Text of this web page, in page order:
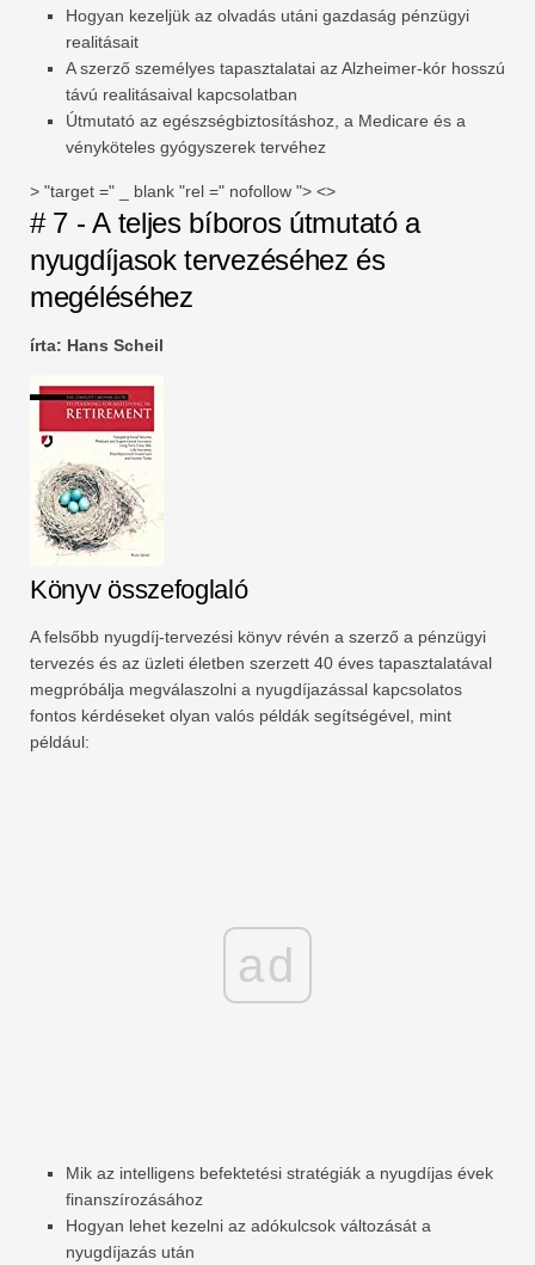
Hogyan kezeljük az olvadás utáni gazdaság pénzügyi
realitásait
A szerző személyes tapasztalatai az Alzheimer-kór hosszú
távú realitásaival kapcsolatban
Útmutató az egészségbiztosításhoz, a Medicare és a
vényköteles gyógyszerek tervéhez
> "target =" _ blank "rel =" nofollow "> <>
# 7 - A teljes bíboros útmutató a
nyugdíjasok tervezéséhez és
megéléséhez
írta: Hans Scheil
Könyv összefoglaló
A felsőbb nyugdíj-tervezési könyv révén a szerző a pénzügyi
tervezés és az üzleti életben szerzett 40 éves tapasztalatával
megpróbálja megválaszolni a nyugdíjazással kapcsolatos
fontos kérdéseket olyan valós példák segítségével, mint
például:
ad
Mik az intelligens befektetési stratégiák a nyugdíjas évek
finanszírozásához
Hogyan lehet kezelni az adókulcsok változását a
nyugdíjazás után